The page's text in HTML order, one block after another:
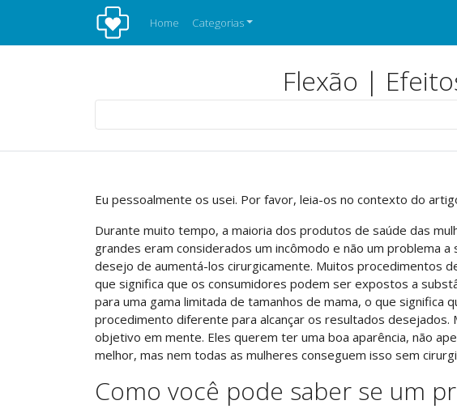
Home Categorias
Flexão |
Eu pessoalmente os usei. Por favor, leia-os no contexto do
Durante muito tempo, a maioria dos produtos de saúde das
grandes eram considerados um incômodo e não um problema
desejo de aumentá-los cirurgicamente. Muitos procedimentos
que significa que os consumidores podem ser expostos a
para uma gama limitada de tamanhos de mama, o que
procedimento diferente para alcançar os resultados
objetivo em mente. Eles querem ter uma boa aparência, não
melhor, mas nem todas as mulheres conseguem isso sem
Como você pode saber se um